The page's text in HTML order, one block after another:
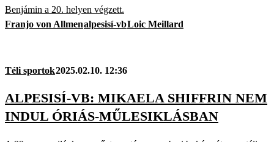
Benjámin a 20. helyen végzett.
Franjo von Allmenalpesisí-vbLoic Meillard
Téli sportok2025.02.10. 12:36
ALPESISÍ-VB: MIKAELA SHIFFRIN NEM
INDUL ÓRIÁS-MŰLESIKLÁSBAN